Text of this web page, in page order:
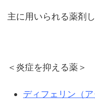
主に用いられる薬剤
＜炎症を抑える薬＞
ディフェリン（ア